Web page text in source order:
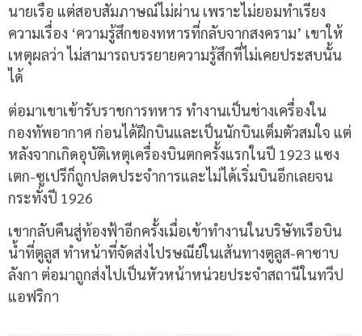
นายเรือ แต่สอบสัมภาษณ์ไม่ผ่าน เพราะไม่ยอมทำเรียง
ความเรื่อง ‘ความรู้สึกของทหารที่กลับจากสงคราม’ เขาให้
เหตุผลว่า ไม่สามารถบรรยายความรู้สึกที่ไม่เคยประสบนั้น
ได้
ต่อมาเขาเข้ารับราชการทหาร ทำงานเป็นช่างเครื่องใน
กองทัพอากาศ ก่อนได้ฝึกบินและเป็นนักบินเต็มตัวสมใจ แต่
หลังจากเกิดอุบัติเหตุเครื่องบินตกครั้งแรกในปี 1923 แซง
เตก-ซูเปรีก็ถูกปลดประจำการและไม่ได้เริ่มบินอีกเลยจน
กระทั่งปี 1926
เขากลับคืนสู่ท้องฟ้าอีกครั้งเมื่อเข้าทำงานในบริษัทเรือบิน
น้ำที่ตูลูส ทำหน้าที่จัดส่งไปรษณีย์ในเส้นทางตูลูส-คาซาบ
ลังกา ต่อมาถูกส่งไปเป็นหัวหน้าหน่วยประจำสถานีในทวีป
แอฟริกา